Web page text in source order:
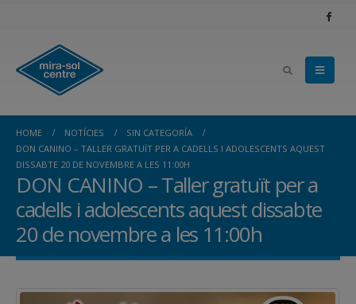
HOME NOTÍCIES
SIN CATEGORÍA
DON CANINO – TALLER GRATUÏT PER A CADELLS I ADOLESCENTS AQUEST
DISSABTE 20 DE NOVEMBRE A LES 11:00H
DON CANINO – Taller gratuït per a
cadells i adolescents aquest dissabte
20 de novembre a les 11:00h